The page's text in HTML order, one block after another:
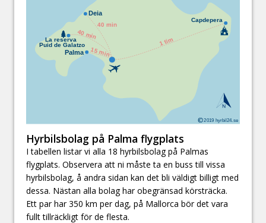
Hyrbilsbolag på Palma flygplats
I tabellen listar vi alla 18 hyrbilsbolag på Palmas
flygplats. Observera att ni måste ta en buss till vissa
hyrbilsbolag, å andra sidan kan det bli väldigt billigt med
dessa. Nästan alla bolag har obegränsad körsträcka.
Ett par har 350 km per dag, på Mallorca bör det vara
fullt tillräckligt för de flesta.